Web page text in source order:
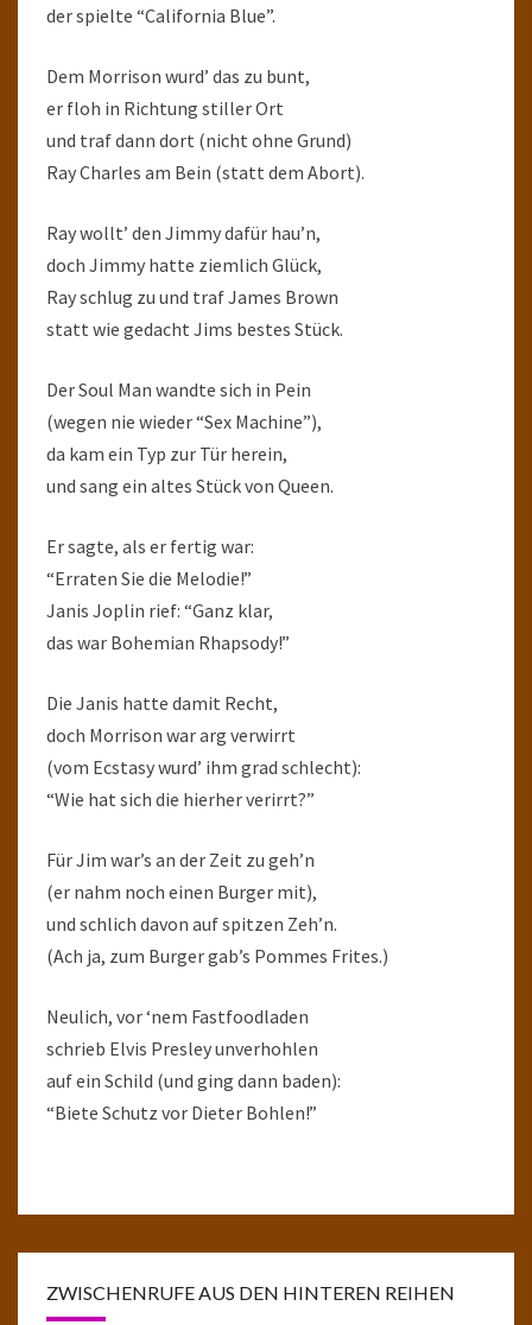
der spielte “California Blue”.
Dem Morrison wurd’ das zu bunt,
er floh in Richtung stiller Ort
und traf dann dort (nicht ohne Grund)
Ray Charles am Bein (statt dem Abort).
Ray wollt’ den Jimmy dafür hau’n,
doch Jimmy hatte ziemlich Glück,
Ray schlug zu und traf James Brown
statt wie gedacht Jims bestes Stück.
Der Soul Man wandte sich in Pein
(wegen nie wieder “Sex Machine”),
da kam ein Typ zur Tür herein,
und sang ein altes Stück von Queen.
Er sagte, als er fertig war:
“Erraten Sie die Melodie!”
Janis Joplin rief: “Ganz klar,
das war Bohemian Rhapsody!”
Die Janis hatte damit Recht,
doch Morrison war arg verwirrt
(vom Ecstasy wurd’ ihm grad schlecht):
“Wie hat sich die hierher verirrt?”
Für Jim war’s an der Zeit zu geh’n
(er nahm noch einen Burger mit),
und schlich davon auf spitzen Zeh’n.
(Ach ja, zum Burger gab’s Pommes Frites.)
Neulich, vor ‘nem Fastfoodladen
schrieb Elvis Presley unverhohlen
auf ein Schild (und ging dann baden):
“Biete Schutz vor Dieter Bohlen!”
ZWISCHENRUFE AUS DEN HINTEREN REIHEN